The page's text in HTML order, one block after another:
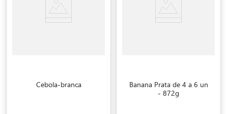
Cebola-branca
Banana Prata de 4 a 6 un
- 872g